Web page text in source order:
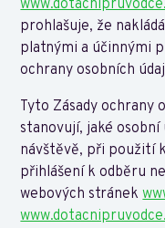
prohlašuje, že
platnými a účinnými
ochrany osobních
Tyto Zásady ochrany
stanovují, jaké
návštěvě, při použití
přihlášení k odběru
webových stránek